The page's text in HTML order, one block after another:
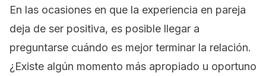
En las ocasiones en que la experiencia en pareja
deja de ser positiva, es posible llegar a
preguntarse cuándo es mejor terminar la relación.
¿Existe algún momento más apropiado u oportuno